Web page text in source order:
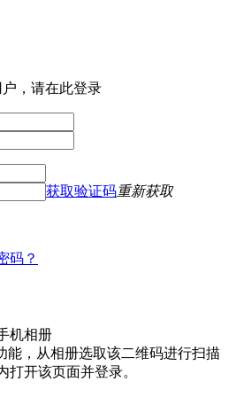
，请在此登录
获取验证码重新获取
码？
机相册
能，从相册选取该二维码进行扫描
打开该页面并登录。